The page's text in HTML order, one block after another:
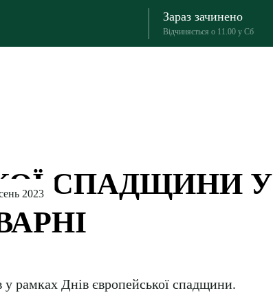
Зараз зачинено
Відчиняється о 11.00 у Сб
2023
СПАДЩИНИ У
у рамках Днів європейської спадщини.